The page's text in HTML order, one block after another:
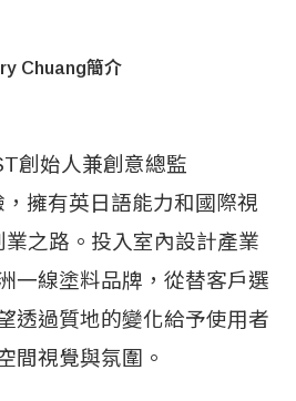
Chuang簡介
創始人兼創意總監
擁有英日語能力和國際視
業之路。投入室內設計產業
一線塗料品牌，從替客戶選
透過質地的變化給予使用者
間視覺與氛圍。